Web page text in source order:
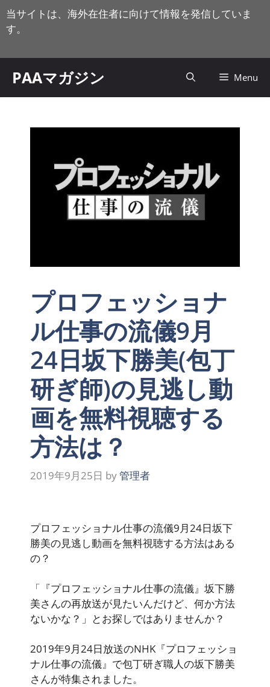
コ
ン
テ
ス
当サイトは、海外在住者に向けて情報を発信していま
す。
PAAマガジン Menu
プロフェッショナ
ル仕事の流儀9月
24日坂下勝美(包丁
研ぎ師)の見逃し動
画を無料視聴する
方法は？
2019年9月25日 by管理者
プロフェッショナル仕事の流儀9月24日坂下
勝美の見逃し動画を無料視聴する方法はある
の？
「『プロフェッショナル仕事の流儀』坂下勝
美さんの再放送が見たいんだけど、何か方法
ないかな？」 とお探しではありませんか？
2019年9月24日放送のNHK『プロフェッショ
ナル仕事の流儀』で包丁研ぎ職人の坂下勝美
さんが特集されました。